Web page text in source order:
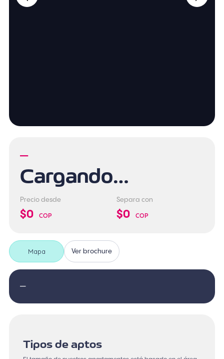
—
Cargando…
Precio desde
$0 COP
Separa con
$0 COP
Mapa Ver brochure
—
Tipos de aptos